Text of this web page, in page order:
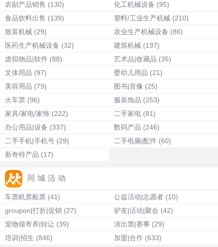
农副产品销售 (130) 化工机械设备 (95)
食品饮料出售 (139) 塑料/工业生产机械 (210)
致富机械 (29) 农业生产机械设备 (86)
医药生产机械设备 (32) 建筑机械 (197)
虚拟物品|软件 (88) 艺术品|收藏品 (35)
文体用品 (97) 婴幼儿用品 (21)
美容用品 (79) 图书|音像 (25)
火车票 (96) 服装饰品 (253)
家具/家电/家饰 (222) 二手家电 (81)
办公用品|设备 (337) 数码产品 (246)
二手手机|手机号 (29) 二手电脑|配件 (60)
新奇特产品 (17)
同城活动
车票机票船票 (41) 公益活动|志愿者 (10)
groupon|打折|促销 (27) 驴友|活动|聚会 (42)
宠物领寄养|转让 (39) 演出票|赛事 (29)
培训|招生 (846) 加盟|合作 (633)